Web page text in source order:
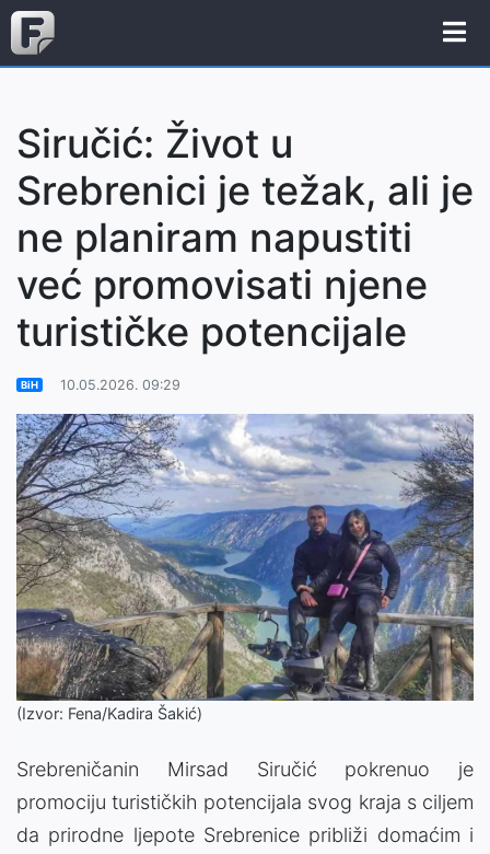
Siručić: Život u
Srebrenici je težak, ali je
ne planiram napustiti
već promovisati njene
turističke potencijale
BiH 10.05.2026. 09:29
(Izvor: Fena/Kadira Šakić)
Srebreničanin Mirsad Siručić pokrenuo je
promociju turističkih potencijala svog kraja s ciljem
da prirodne ljepote Srebrenice približi domaćim i